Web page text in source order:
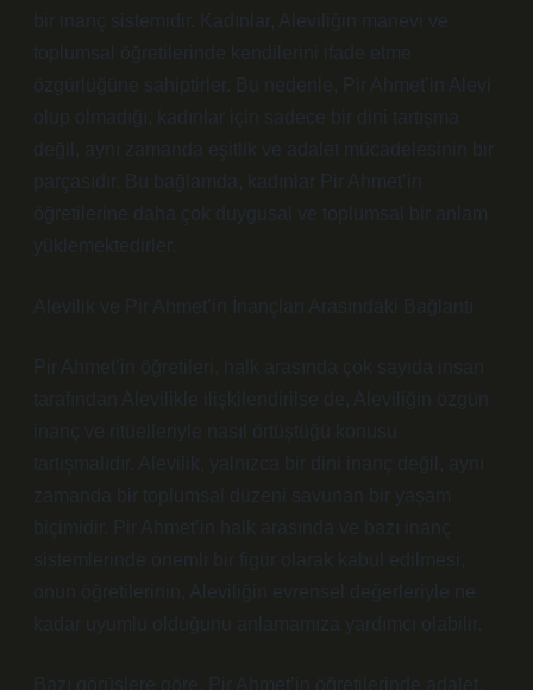
bir inanç sistemidir. Kadınlar, Aleviliğin manevi ve
toplumsal öğretilerinde kendilerini ifade etme
özgürlüğüne sahiptirler. Bu nedenle, Pir Ahmet’in Alevi
olup olmadığı, kadınlar için sadece bir dini tartışma
değil, aynı zamanda eşitlik ve adalet mücadelesinin bir
parçasıdır. Bu bağlamda, kadınlar Pir Ahmet’in
öğretilerine daha çok duygusal ve toplumsal bir anlam
yüklemektedirler.
Alevilik ve Pir Ahmet’in İnançları Arasındaki Bağlantı
Pir Ahmet’in öğretileri, halk arasında çok sayıda insan
tarafından Alevilikle ilişkilendirilse de, Aleviliğin özgün
inanç ve ritüelleriyle nasıl örtüştüğü konusu
tartışmalıdır. Alevilik, yalnızca bir dini inanç değil, aynı
zamanda bir toplumsal düzeni savunan bir yaşam
biçimidir. Pir Ahmet’in halk arasında ve bazı inanç
sistemlerinde önemli bir figür olarak kabul edilmesi,
onun öğretilerinin, Aleviliğin evrensel değerleriyle ne
kadar uyumlu olduğunu anlamamıza yardımcı olabilir.
Bazı görüşlere göre, Pir Ahmet’in öğretilerinde adalet,